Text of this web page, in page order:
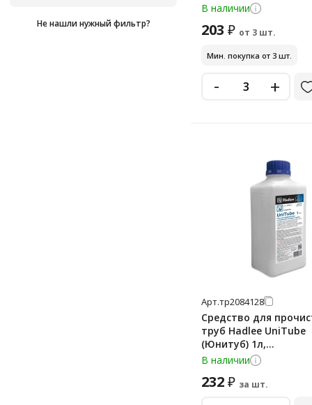
Санокс
750 мл
Не нашли нужный фильтр?
В наличии
203 ₽ от 3 шт.
Мин. покупка от 3 шт.
- +
Арт.тр2084128
Средство для
труб Hadlee UniTube
(Юнитуб) 1л,
сильнощелочное,
В наличии
232₽ за шт.